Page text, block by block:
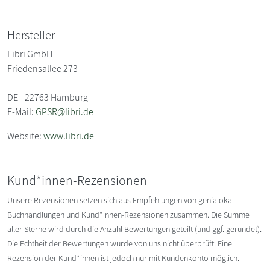
Hersteller
Libri GmbH
Friedensallee 273
DE - 22763 Hamburg
E-Mail:GPSR@libri.de
Website:www.libri.de
Kund*innen-Rezensionen
Unsere Rezensionen setzen sich aus Empfehlungen von genialokal-
Buchhandlungen und Kund*innen-Rezensionen zusammen. Die Summe
aller Sterne wird durch die Anzahl Bewertungen geteilt (und ggf. gerundet).
Die Echtheit der Bewertungen wurde von uns nicht überprüft. Eine
Rezension der Kund*innen ist jedoch nur mit Kundenkonto möglich.